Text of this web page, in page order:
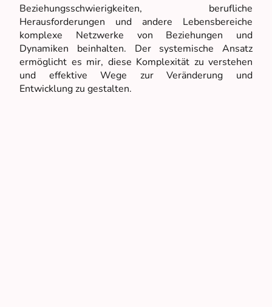
Beziehungsschwierigkeiten, berufliche
Herausforderungen und andere Lebensbereiche
komplexe Netzwerke von Beziehungen und
Dynamiken beinhalten. Der systemische Ansatz
ermöglicht es mir, diese Komplexität zu verstehen
und effektive Wege zur Veränderung und
Entwicklung zu gestalten.